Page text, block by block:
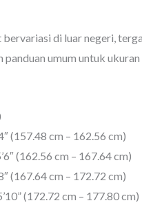
di luar negeri,
umum untuk
(157.48 cm – 162.56 cm)
(162.56 cm – 167.64 cm)
(167.64 cm – 172.72 cm)
(172.72 cm – 177.80 cm)